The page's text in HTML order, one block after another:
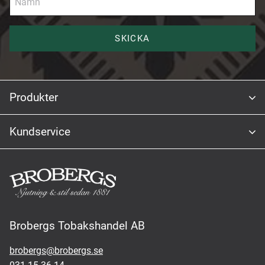
SKICKA
Produkter
Kundservice
Brobergs Tobakshandel AB
brobergs@brobergs.se